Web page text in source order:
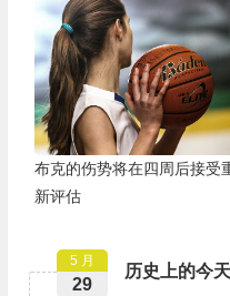
布克的伤势将在四周后接受
新评估
历史上的今天
5 月
29